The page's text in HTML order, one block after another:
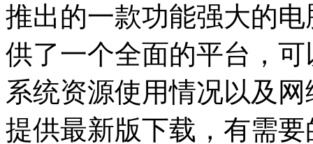
推出的一款功能强大的
供了一个全面的平台，
系统资源使用情况以及
提供最新版下载，有需